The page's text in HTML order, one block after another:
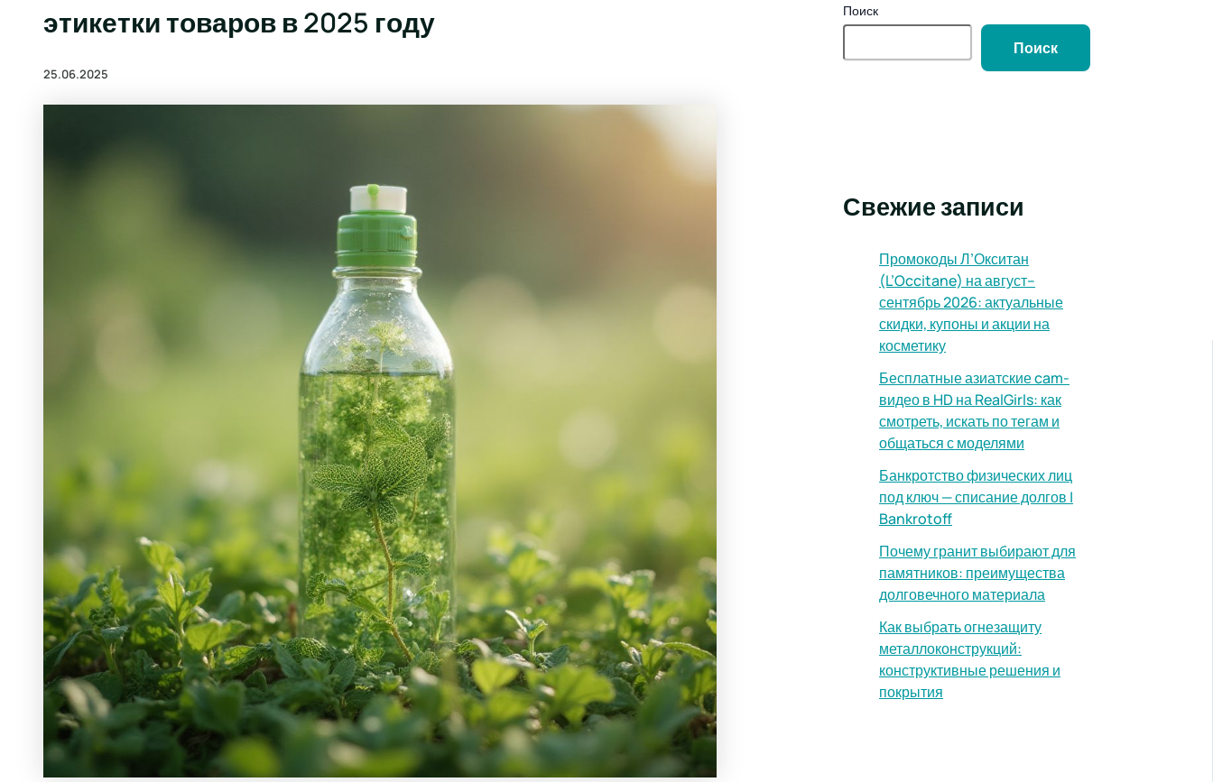
этикетки товаров в 2025 году
25.06.2025
Поиск
Поиск
Свежие записи
Промокоды Л’Окситан
(L’Occitane) на август–
сентябрь 2026: актуальные
скидки, купоны и акции на
косметику
Бесплатные азиатские cam-
видео в HD на RealGirls: как
смотреть, искать по тегам и
общаться с моделями
Банкротство физических лиц
под ключ — списание долгов |
Bankrotoff
Почему гранит выбирают для
памятников: преимущества
долговечного материала
Как выбрать огнезащиту
металлоконструкций:
конструктивные решения и
покрытия